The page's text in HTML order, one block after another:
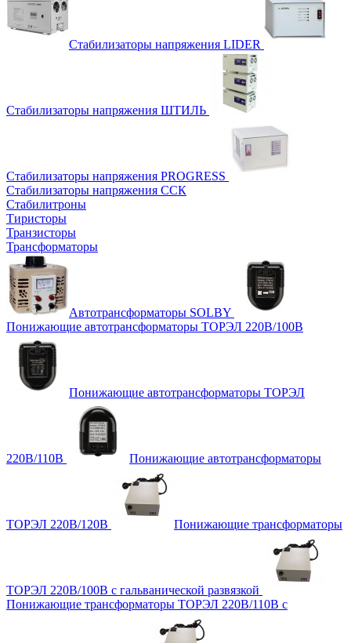
Стабилизаторы напряжения LIDER
Стабилизаторы напряжения ШТИЛЬ
Стабилизаторы напряжения PROGRESS
Стабилизаторы напряжения ССК
Стабилитроны
Тиристоры
Транзисторы
Трансформаторы
Автотрансформаторы SOLBY
Понижающие автотрансформаторы ТОРЭЛ 220В/100В
Понижающие автотрансформаторы ТОРЭЛ
220В/110В Понижающие автотрансформаторы
ТОРЭЛ 220В/120В Понижающие трансформаторы
ТОРЭЛ 220В/100В с гальванической развязкой
Понижающие трансформаторы ТОРЭЛ 220В/110В с